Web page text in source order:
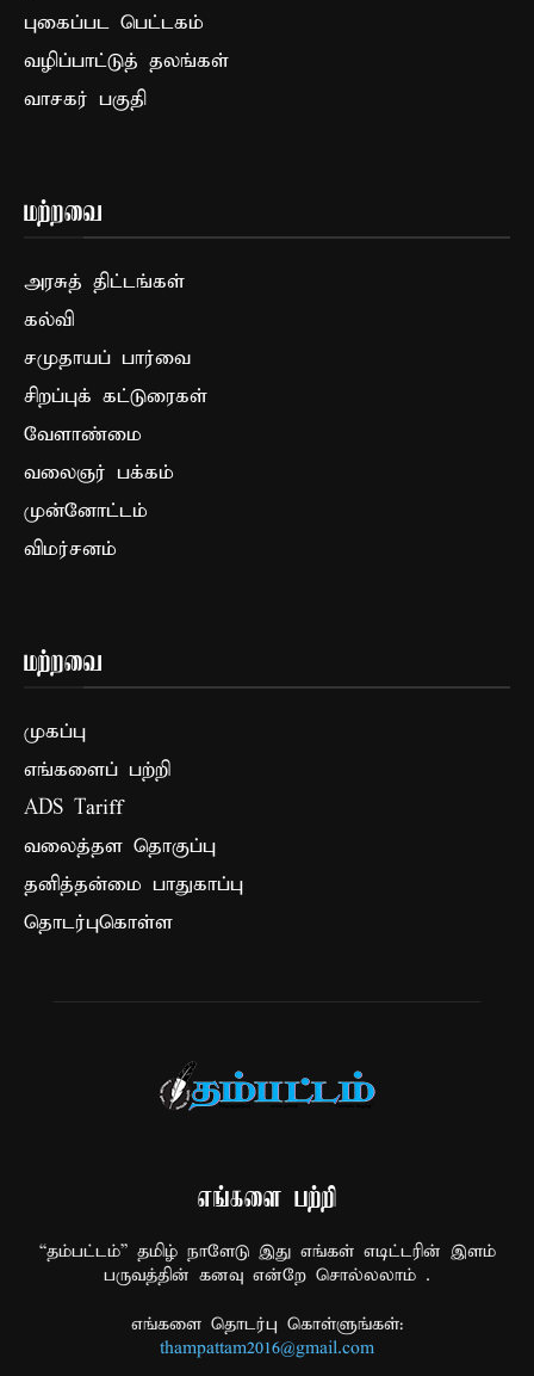
புகைப்பட பெட்டகம்
வழிப்பாட்டுத் தலங்கள்
வாசகர் பகுதி
மற்றவை
அரசுத் திட்டங்கள்
கல்வி
சமுதாயப் பார்வை
சிறப்புக் கட்டுரைகள்
வேளாண்மை
வலைஞர் பக்கம்
முன்னோட்டம்
விமர்சனம்
மற்றவை
முகப்பு
எங்களைப் பற்றி
ADS Tariff
வலைத்தள தொகுப்பு
தனித்தன்மை பாதுகாப்பு
தொடர்புகொள்ள
எங்களை பற்றி
“தம்பட்டம்” தமிழ் நாளேடு இது எங்கள் எடிட்டரின் இளம்
பருவத்தின் கனவு என்றே சொல்லலாம் .
எங்களை தொடர்பு கொள்ளுங்கள்:
thampattam2016@gmail.com